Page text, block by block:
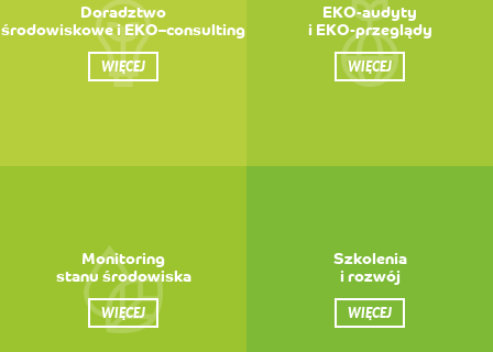
Doradztwo
środowiskowe i EKO–consulting
WIĘCEJ
EKO-audyty
i EKO-przeglądy
WIĘCEJ
Monitoring
stanu środowiska
WIĘCEJ
Szkolenia
i rozwój
WIĘCEJ